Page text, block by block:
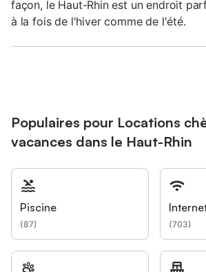
façon, le Haut-Rhin est un endroit
à la fois de l'hiver comme de l'été.
Populaires pour Locations
vacances dans le Haut-Rhin
Piscine
(87) (703)